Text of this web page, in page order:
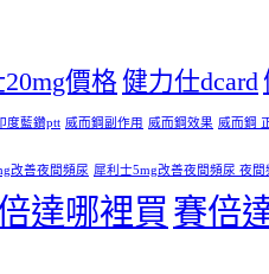
價格健力仕dcard
度藍鑽ptt 威而鋼副作用 威而鋼效果 威而鋼
改善夜間頻尿 犀利士5mg改善夜間頻尿 夜
達哪裡買 賽倍